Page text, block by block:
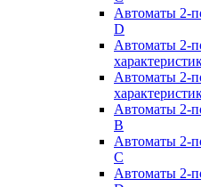
Автоматы 2-
D
Автоматы 2-
Автоматы 2-
Автоматы 2-
B
Автоматы 2-
C
Автоматы 2-